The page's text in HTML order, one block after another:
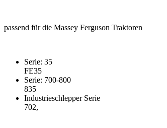
passend für die Massey Ferguson Traktoren
Serie: 35
FE35
Serie: 700-800
835
Industrieschlepper Serie
702,